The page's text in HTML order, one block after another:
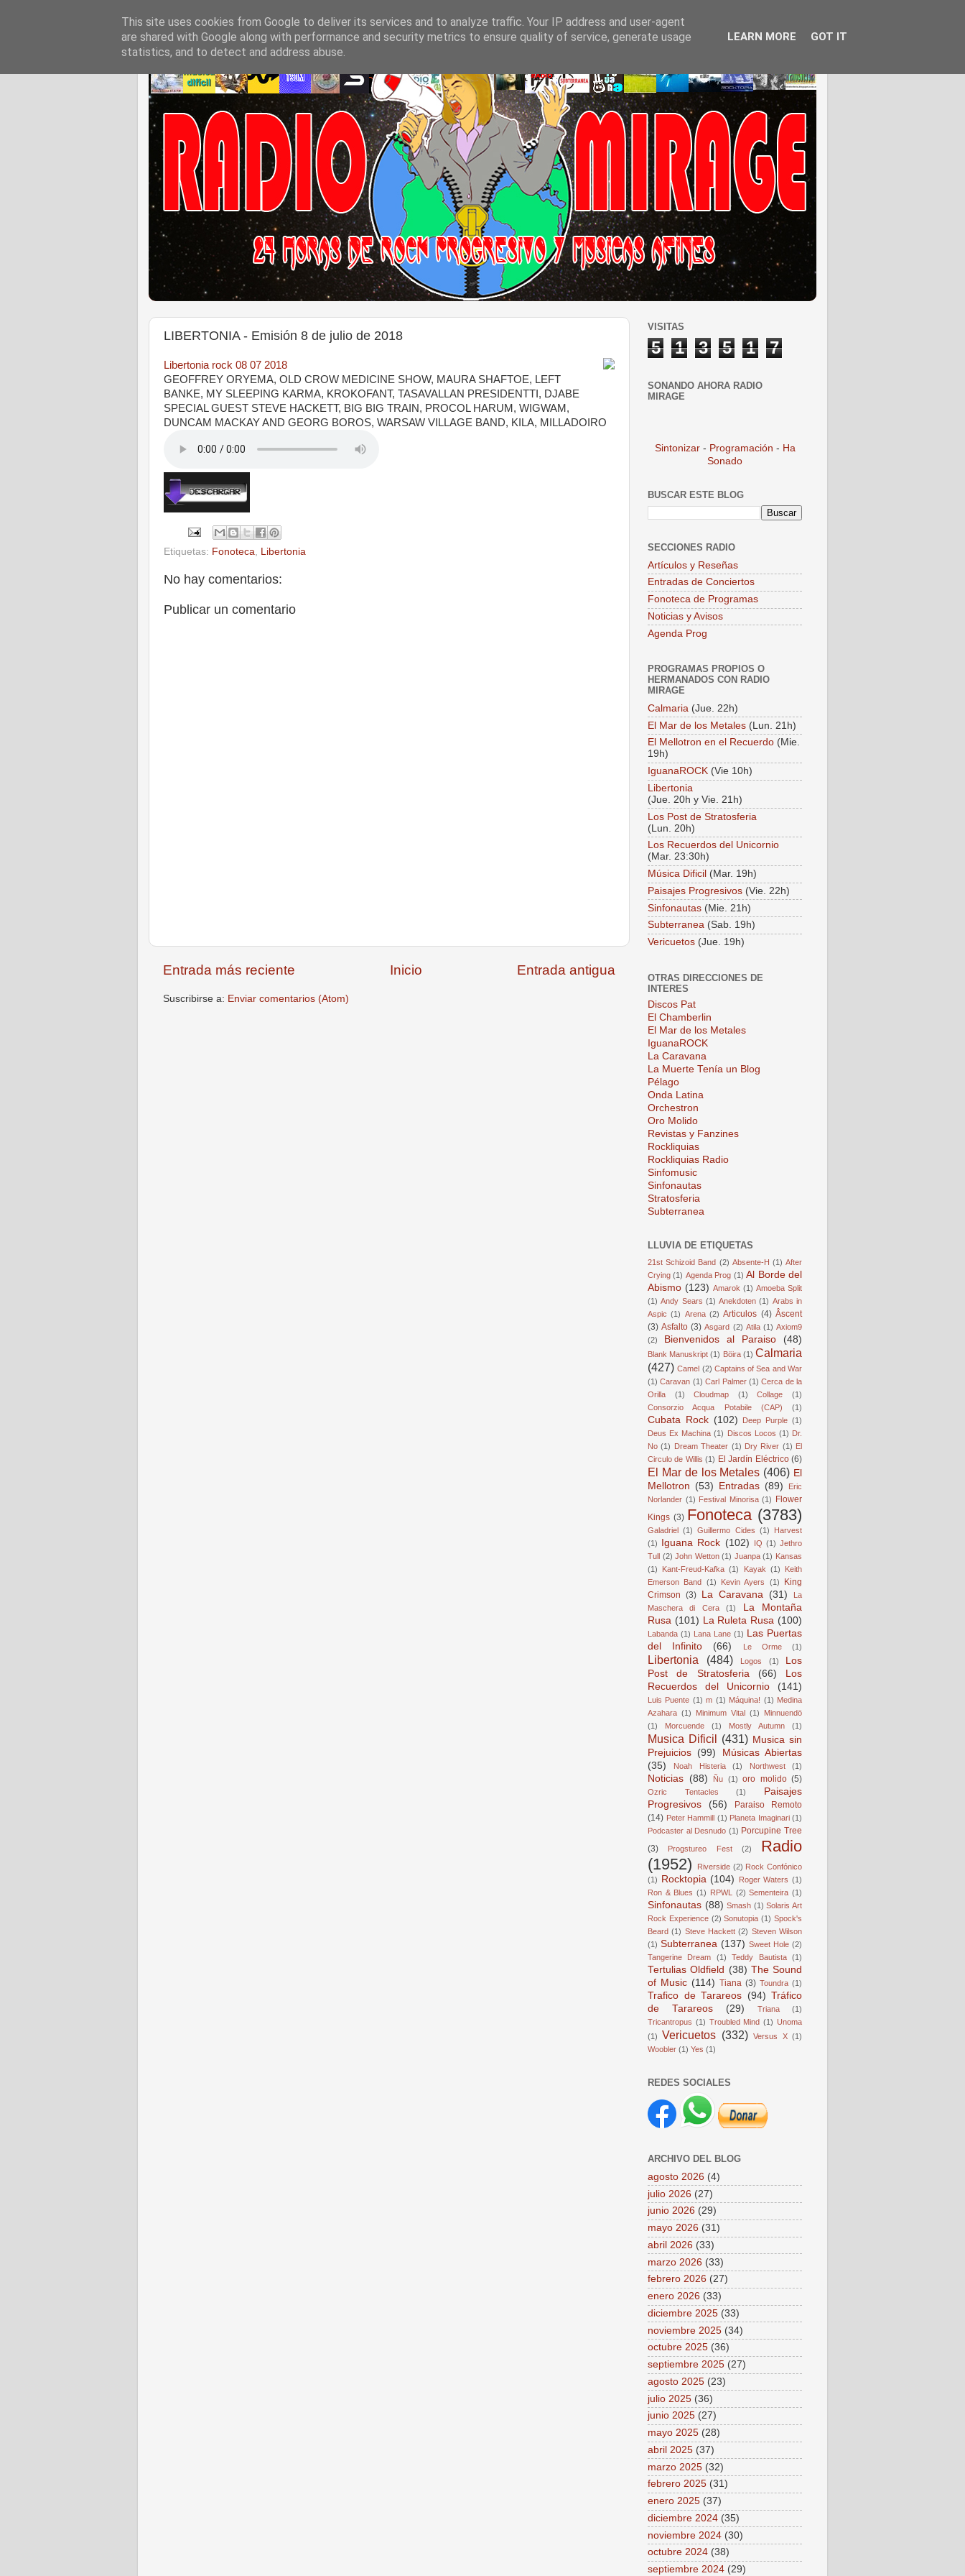
LIBERTONIA - Emisión 8 de julio de 2018
Libertonia rock 08 07 2018
GEOFFREY ORYEMA, OLD CROW MEDICINE SHOW, MAURA SHAFTOE, LEFT
BANKE, MY SLEEPING KARMA, KROKOFANT, TASAVALLAN PRESIDENTTI, DJABE
SPECIAL GUEST STEVE HACKETT, BIG BIG TRAIN, PROCOL HARUM, WIGWAM,
DUNCAM MACKAY AND GEORG BOROS, WARSAW VILLAGE BAND, KILA, MILLADOIRO
Etiquetas: Fonoteca, Libertonia
No hay comentarios:
Publicar un comentario
Entrada más reciente Entrada antigua
Inicio
Suscribirse a: Enviar comentarios (Atom)
VISITAS
5 1 3 5 1 7
SONANDO AHORA RADIO
MIRAGE
Sintonizar - Programación - Ha
Sonado
BUSCAR ESTE BLOG
SECCIONES RADIO
Artículos y Reseñas
Entradas de Conciertos
Fonoteca de Programas
Noticias y Avisos
Agenda Prog
PROGRAMAS PROPIOS O
HERMANADOS CON RADIO
MIRAGE
Calmaria (Jue. 22h)
El Mar de los Metales (Lun. 21h)
El Mellotron en el Recuerdo (Mie.
19h)
IguanaROCK (Vie 10h)
Libertonia
(Jue. 20h y Vie. 21h)
Los Post de Stratosferia
(Lun. 20h)
Los Recuerdos del Unicornio
(Mar. 23:30h)
Música Dificil (Mar. 19h)
Paisajes Progresivos (Vie. 22h)
Sinfonautas (Mie. 21h)
Subterranea (Sab. 19h)
Vericuetos (Jue. 19h)
OTRAS DIRECCIONES DE
INTERES
Discos Pat
El Chamberlin
El Mar de los Metales
IguanaROCK
La Caravana
La Muerte Tenía un Blog
Pélago
Onda Latina
Orchestron
Oro Molido
Revistas y Fanzines
Rockliquias
Rockliquias Radio
Sinfomusic
Sinfonautas
Stratosferia
Subterranea
LLUVIA DE ETIQUETAS
21st Schizoid Band (2) Absente-H (1) After
Crying (1) Agenda Prog (1) Al Borde del
Abismo (123) Amarok (1) Amoeba Split
(1) Andy Sears (1) Anekdoten (1) Arabs in
Aspic (1) Arena (2) Articulos (4) Âscent
(3) Asfalto (3) Asgard (2) Atila (1) Axiom9
(2)
Bienvenidos al Paraiso (48)
Blank Manuskript (1) Böira (1) Calmaria
(427) Camel (2) Captains of Sea and War
(1) Caravan (1) Carl Palmer (1) Cerca de la
Orilla
(1) Cloudmap (1) Collage
(1)
Consorzio Acqua Potabile (CAP)
(1)
Cubata Rock (102) Deep Purple (1)
Deus Ex Machina (1) Discos Locos (1) Dr.
No (1) Dream Theater (1) Dry River (1) El
Circulo de Willis (1) El Jardín Eléctrico (6)
El Mar de los Metales (406) El
Mellotron (53) Entradas (89)
Eric
Norlander (1) Festival Minorisa (1) Flower
Kings (3) Fonoteca (3783)
Galadriel (1) Guillermo Cides (1)
Harvest
(1) Iguana Rock (102) IQ (1) Jethro
Tull (2) John Wetton (1) Juanpa (1) Kansas
(1)
Kant-Freud-Kafka (1) Kayak (1)
Keith
Emerson Band (1) Kevin Ayers (1)
King
Crimson (3) La Caravana (31)
La
Maschera di Cera
(1)
La Montaña
Rusa (101) La Ruleta Rusa (100)
Labanda (1) Lana Lane (1) Las Puertas
del Infinito
(66) Le Orme (1)
Libertonia (484) Logos (1)
Los
Post de Stratosferia
(66)
Los
Recuerdos del Unicornio
(141)
Luis Puente (1) m (1) Máquina! (1) Medina
Azahara (1) Minimum Vital (1)
Minnuendö
(1)
Morcuende (1) Mostly Autumn (1)
Musica Dificil (431) Musica sin
Prejuicios (99)
Músicas Abiertas
(35)
Noah Histeria (1) Northwest (1)
Noticias (88) Ñu (1) oro molido (5)
Ozric Tentacles (1)
Paisajes
Progresivos
(56)
Paraiso Remoto
(14) Peter Hammill (1) Planeta Imaginari (1)
Podcaster al Desnudo (1) Porcupine Tree
(3)
Progstureo Fest (2)
Radio
(1952)
Riverside (2) Rock Confónico
(1) Rocktopia (104) Roger Waters (1)
Ron & Blues (1) RPWL (2) Sementeira (1)
Sinfonautas (88) Smash (1) Solaris Art
Rock Experience (2) Sonutopia (1) Spock's
Beard (1) Steve Hackett (2) Steven Wilson
(1) Subterranea (137) Sweet Hole (2)
Tangerine Dream
(1) Teddy Bautista (1)
Tertulias Oldfield (38) The Sound
of Music (114) Tiana (3) Toundra (1)
Trafico de Tarareos (94) Tráfico
de Tarareos
(29) Triana
(1)
Tricantropus (1) Troubled Mind (1) Unoma
(1)
Vericuetos (332) Versus X (1)
Woobler (1) Yes (1)
REDES SOCIALES
ARCHIVO DEL BLOG
agosto 2026 (4)
julio 2026 (27)
junio 2026 (29)
mayo 2026 (31)
abril 2026 (33)
marzo 2026 (33)
febrero 2026 (27)
enero 2026 (33)
diciembre 2025 (33)
noviembre 2025 (34)
octubre 2025 (36)
septiembre 2025 (27)
agosto 2025 (23)
julio 2025 (36)
junio 2025 (27)
mayo 2025 (28)
abril 2025 (37)
marzo 2025 (32)
febrero 2025 (31)
enero 2025 (37)
diciembre 2024 (35)
noviembre 2024 (30)
octubre 2024 (38)
septiembre 2024 (29)
This site uses cookies from Google to deliver its services and to analyze traffic. Your IP address and user-agent
are shared with Google along with performance and security metrics to ensure quality of service, generate usage
statistics, and to detect and address abuse.
LEARN MORE GOT IT